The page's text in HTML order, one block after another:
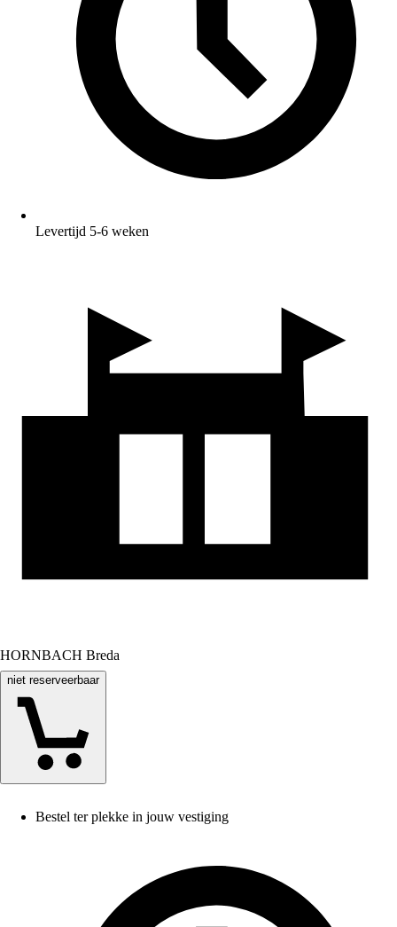
Levertijd 5-6 weken
HORNBACH Breda
niet reserveerbaar
Bestel ter plekke in jouw vestiging